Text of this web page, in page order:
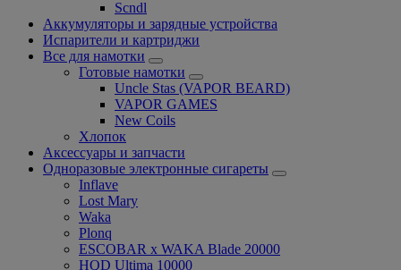
Scndl
Аккумуляторы и зарядные устройства
Испарители и картриджи
Все для намотки
Готовые намотки
Uncle Stas (VAPOR BEARD)
VAPOR GAMES
New Coils
Хлопок
Аксессуары и запчасти
Одноразовые электронные сигареты
Inflave
Lost Mary
Waka
Plonq
ESCOBAR x WAKA Blade 20000
HQD Ultima 10000